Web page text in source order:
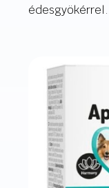
édesgyökérrel.